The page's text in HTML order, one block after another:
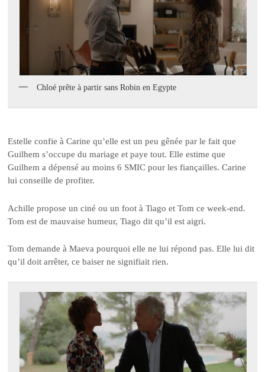
Chloé prête à partir sans Robin en Egypte
Estelle confie à Carine qu’elle est un peu gênée par le fait que
Guilhem s’occupe du mariage et paye tout. Elle estime que
Guilhem a dépensé au moins 6 SMIC pour les fiançailles. Carine
lui conseille de profiter.
Achille propose un ciné ou un foot à Tiago et Tom ce week-end.
Tom est de mauvaise humeur, Tiago dit qu’il est aigri.
Tom demande à Maeva pourquoi elle ne lui répond pas. Elle lui dit
qu’il doit arrêter, ce baiser ne signifiait rien.